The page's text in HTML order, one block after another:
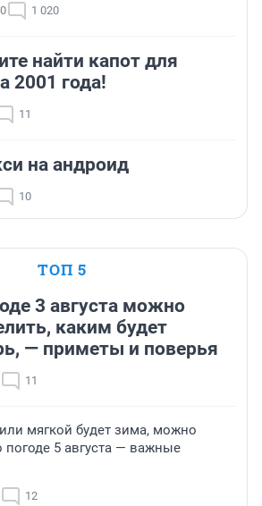
1 020
найти капот для
2001 года!
11
на андроид
10
ТОП 5
3 августа можно
каким будет
— приметы и поверья
11
мягкой будет зима, можно
погоде 5 августа — важные
12